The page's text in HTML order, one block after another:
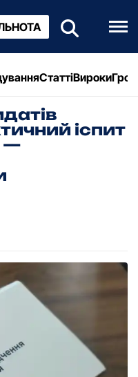
СтаттіВироки
іспит
—